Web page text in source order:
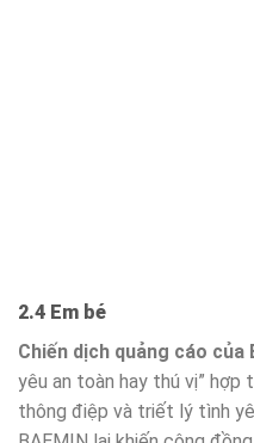
2.4 Em bé
Chiến dịch quảng cáo của
yêu an toàn hay thú vị” hợp
thông điệp và triết lý tình